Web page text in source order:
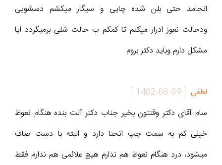
انجامد حتی بلن شده چایی و سیگار میکشم دسشویی
ودحالت نعوز ادرار میکنم تا کمکم ب حالت شلی برمیگردد ایا
مشکل دارم وباید دکتر بروم
لطفی [
1402-08-09
]
سام آقای دکتر وقتتون بخیر جناب دکتر آلت بنده هنگام نعوظ
خیلی کم به سمت چپ انحنا دارد و البته با دست صاف
میشود، درد هنگام نعوظ هم ندارم هیچ علائمی هم ندارم فقط